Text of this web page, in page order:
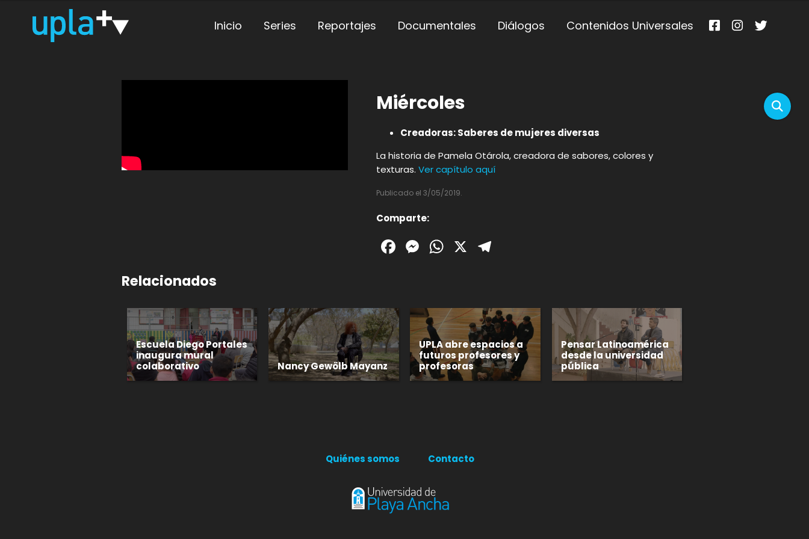
Inicio Series Reportajes Documentales Diálogos Contenidos Universales
Miércoles
Creadoras: Saberes de mujeres diversas
La historia de Pamela Otárola, creadora de sabores, colores y
texturas. Ver capítulo aquí
Publicado el 3/05/2019.
Comparte:
Facebook
Messenger
WhatsApp
X
Relacionados
Escuela Diego Portales
inaugura mural
colaborativo
Nancy Gewölb Mayanz
UPLA abre espacios a
futuros profesores y
profesoras
Pensar Latinoamérica
desde la universidad
pública
Quiénes somos Contacto